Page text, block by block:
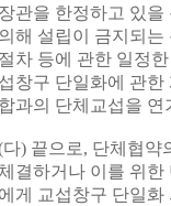
장관을 한정하고 있
의해 설립이 금지되는
절차 등에 관한 일정
섭창구 단일화에 관
합과의 단체교섭을
다) 끝으로, 단체협약
체결하거나 이를 위
에게 교섭창구 단일